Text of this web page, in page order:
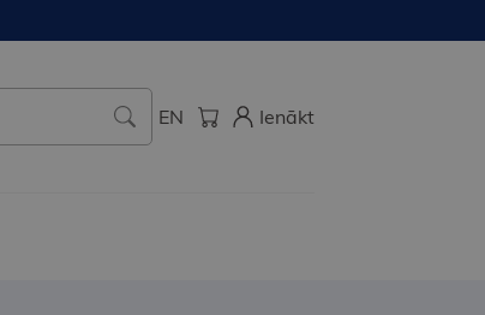
EN Ienākt